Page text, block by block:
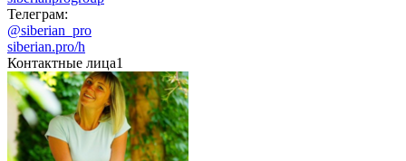
Телеграм:
@siberian_pro
siberian.pro/h
Контактные лица1